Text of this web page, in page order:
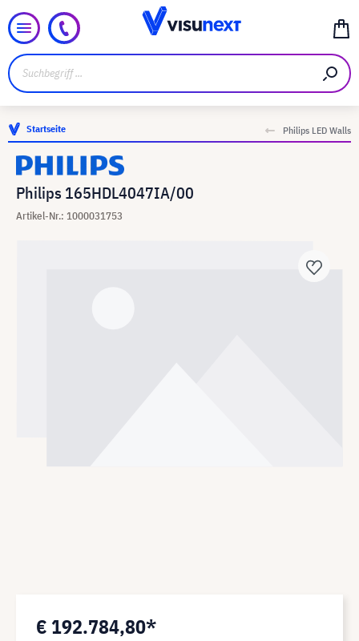
Startseite Philips LED Walls
Philips 165HDL4047IA/00
Artikel-Nr.: 1000031753
€ 192.784,80*